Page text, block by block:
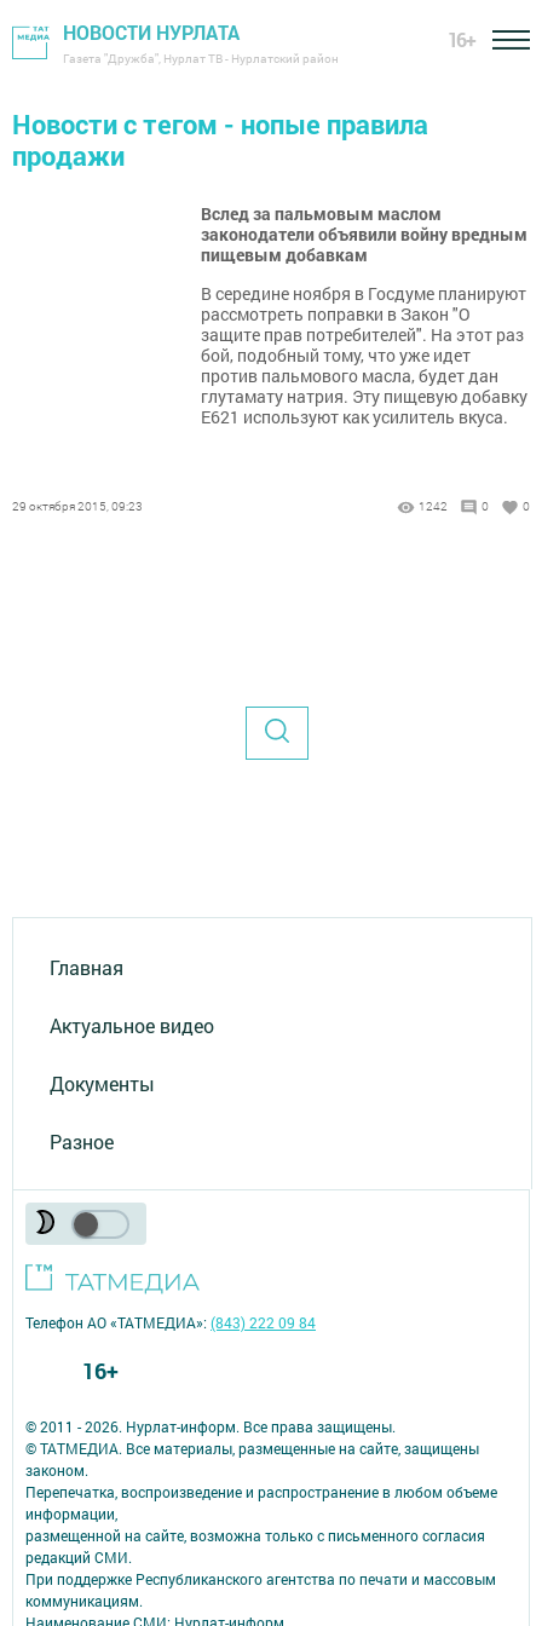
НОВОСТИ НУРЛАТА
Газета "Дружба", Нурлат ТВ - Нурлатский район
16+
Новости с тегом - нопые правила
продажи
Вслед за пальмовым маслом
законодатели объявили войну вредным
пищевым добавкам
В середине ноября в Госдуме планируют
рассмотреть поправки в Закон "О
защите прав потребителей". На этот раз
бой, подобный тому, что уже идет
против пальмового масла, будет дан
глутамату натрия. Эту пищевую добавку
Е621 используют как усилитель вкуса.
29 октября 2015, 09:23 1242 0 0
Главная
Актуальное видео
Документы
Разное
© 2011 - 2026. Нурлат-⁠информ. Все права защищены.
© ТАТМЕДИА. Все материалы, размещенные на сайте, защищены
законом.
Перепечатка, воспроизведение и распространение в любом объеме
информации,
размещенной на сайте, возможна только с письменного согласия
редакций СМИ.
При поддержке Республиканского агентства по печати и массовым
коммуникациям.
Телефон АО «ТАТМЕДИА»:(843) 222 09 84
16+